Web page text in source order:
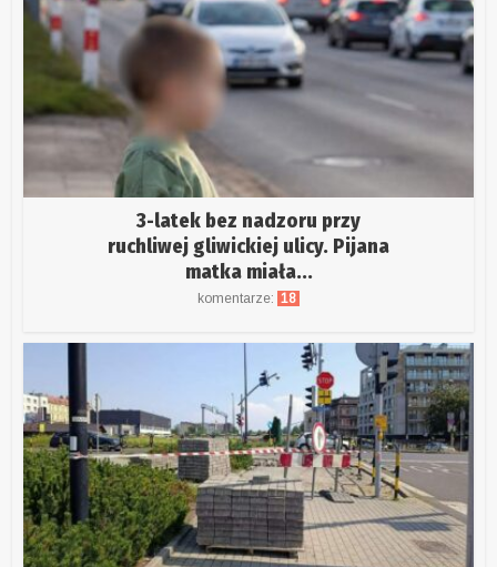
3-latek bez nadzoru przy
ruchliwej gliwickiej ulicy. Pijana
matka miała...
komentarze: 18